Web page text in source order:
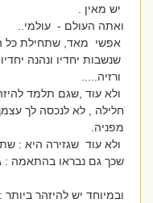
יש מאין .
ואתה העולם - עולמי..
אפשי מאד, שתחילת כל
שנשבות יחדיו ונהנה
ורזיה.....
ולא עוד ,שגם תלמד
חלילה , לא לנכסה לך
מפניה.
ולא עוד שגזירה היא :
שכך גם נבראו בהתאמה :
ובמיוחד יש להיזהר ביותר